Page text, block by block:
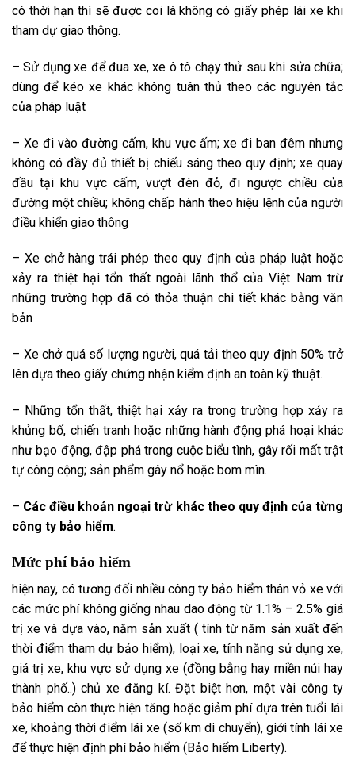
có thời hạn thì sẽ được coi là không có giấy phép lái xe khi
tham dự giao thông.
– Sử dụng xe để đua xe, xe ô tô chạy thử sau khi sửa chữa;
dùng để kéo xe khác không tuân thủ theo các nguyên tắc
của pháp luật
– Xe đi vào đường cấm, khu vực ấm; xe đi ban đêm nhưng
không có đầy đủthiết bị chiếu sáng theo quy định; xe quay
đầu tại khu vực cấm, vượt đèn đỏ, đi ngược chiều của
đường một chiều; không chấp hành theo hiệu lệnh của người
điều khiển giao thông
– Xe chở hàng trái phép theoquy định của pháp luật hoặc
xảy ra thiệt hại tổn thất ngoài lãnh thổ củaViệt Namtrừ
những trường hợp đã có thỏa thuận chi tiết khác bằng văn
bản
– Xe chở quá số lượng người, quá tải theoquy định50% trở
lên dựa theo giấy chứng nhận kiểm định an toàn kỹ thuật.
– Những tổn thất, thiệt hại xảy ra trongtrường hợpxảy ra
khủng bố, chiến tranh hoặc những hành động phá hoại khác
như bạo động, đập phá trong cuộc biểu tình, gây rối mất trật
tự công cộng; sản phẩm gây nổ hoặc bom mìn.
– Các điều khoản ngoại trừkhác theo quy địnhcủa từng
công ty bảo hiểm.
Mức phí bảo hiểm
hiện nay, có tương đối nhiềucông ty bảo hiểm thân vỏ xevới
các mức phí không giống nhaudao động từ 1.1% – 2.5% giá
trị xe và dựa vào, năm sản xuất ( tính từ năm sản xuất đến
thời điểm tham dự bảo hiểm), loại xe, tính năngsử dụng xe,
giá trị xe, khu vực sử dụng xe (đồng bằng hay miền núi hay
thành phố..) chủ xe đăng kí. Đặt biệt hơn, một vài công ty
bảo hiểm cònthực hiện tăng hoặc giảm phí dựa trên tuổi lái
xe, khoảng thời điểmlái xe (số km di chuyển), giới tính lái xe
đểthực hiện định phí bảo hiểm (Bảo hiểm Liberty).